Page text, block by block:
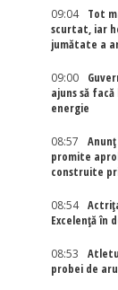
09:04
Tot
scurtat, iar
jumătate a
09:00
ajuns să
energie
08:57
promite
construite
08:54
Excelenţă în
08:53
probei de